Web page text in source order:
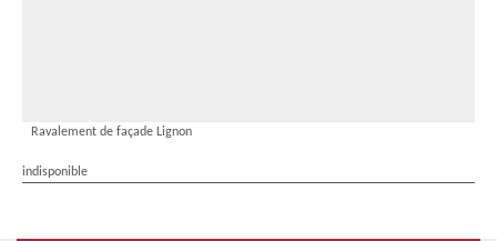
Ravalement de façade Lignon
indisponible